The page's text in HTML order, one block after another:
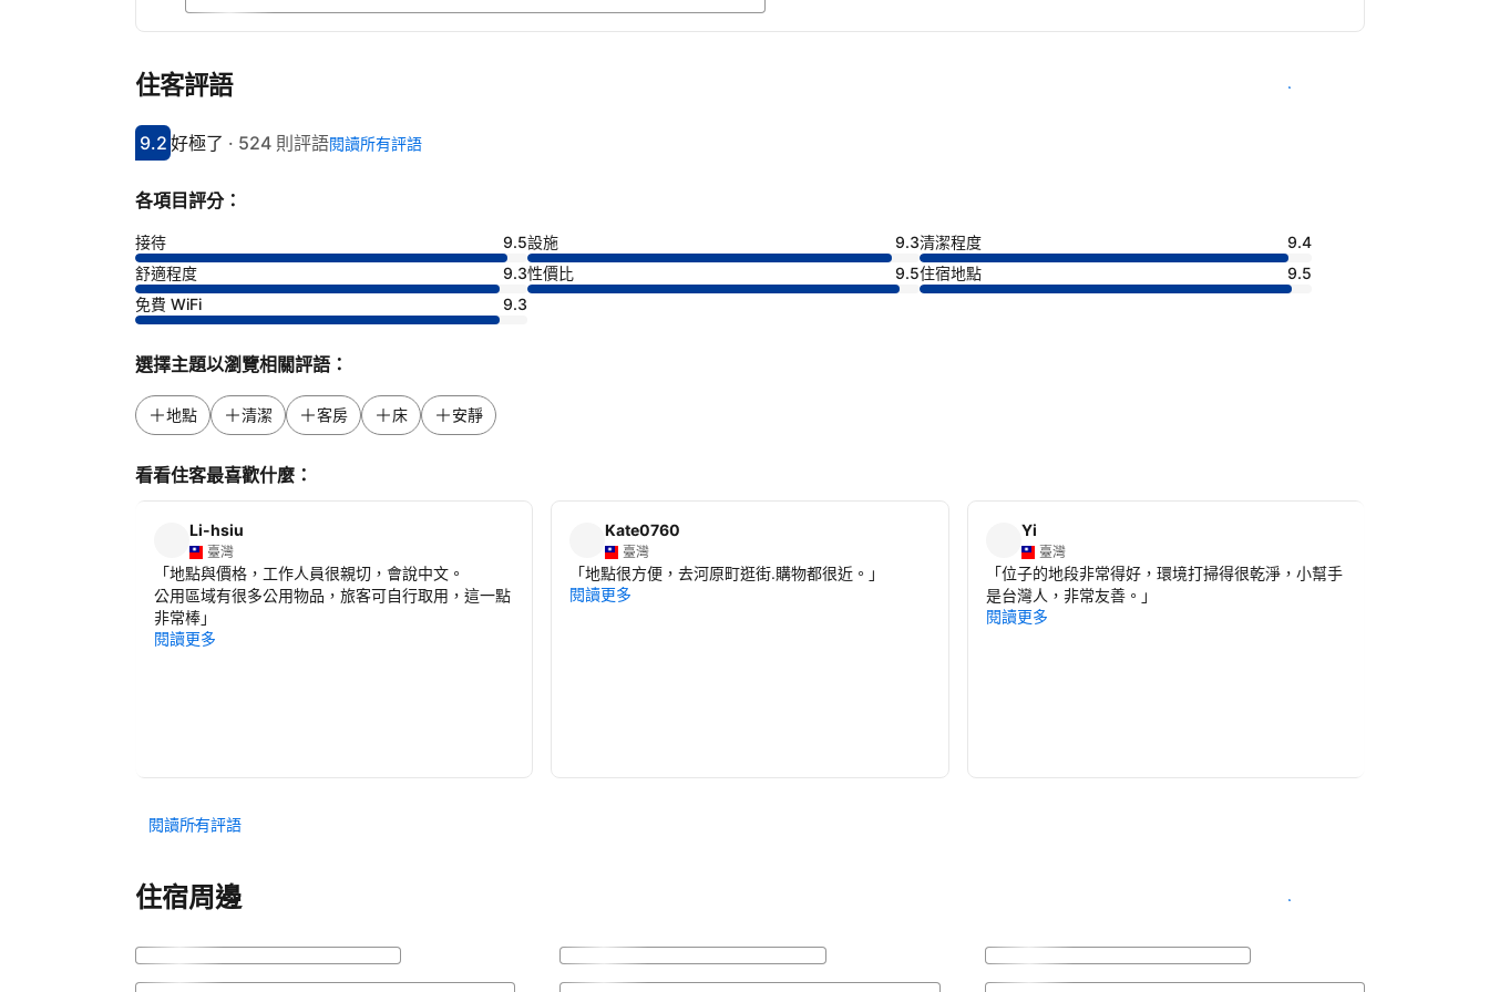
住客評語 查看客房供應情況
分數9.2分
9.2
評比好極了
好極了 · 524 則評語閱讀所有評語
各項目評分：
接待 9.5設施 9.3清潔程度
9.4
舒適程度
9.3性價比 9.5住宿地點
9.5
免費 WiFi
9.3
選擇主題以瀏覽相關評語：
地點 清潔 客房 床 安靜
看看住客最喜歡什麼：
Li-hsiu
臺灣
「地點與價格，工作人員很親切，會說中文。
公用區域有很多公用物品，旅客可自行取用，這一點
非常棒」
閱讀更多
Kate0760
臺灣
「地點很方便，去河原町逛街.購物都很近。 」
閱讀更多
Yi
臺灣
「位子的地段非常得好，環境打掃得很乾淨，小幫手
是台灣人，非常友善。 」
閱讀更多
閱讀所有評語
住宿周邊 查看客房供應情況